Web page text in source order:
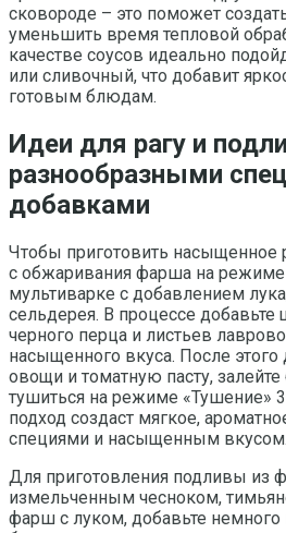
сковороде – это поможет
уменьшить время тепловой
качестве соусов идеально
или сливочный, что добавит
готовым блюдам.
Идеи для рагу и
разнообразными
добавками
Чтобы приготовить насыщенное
с обжаривания фарша на
мультиварке с добавлением
сельдерея. В процессе добавьте
черного перца и листьев
насыщенного вкуса. После
овощи и томатную пасту, залейте
тушиться на режиме «Тушение»
подход создаст мягкое,
специями и насыщенным вкусом.
Для приготовления подливы из
измельченным чесноком,
фарш с луком, добавьте немного